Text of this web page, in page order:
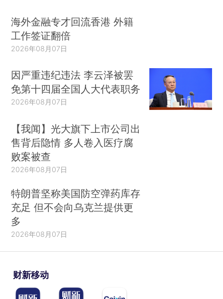
海外金融专才回流香港 外籍
工作签证翻倍
2026年08月07日
因严重违纪违法 李云泽被罢
免第十四届全国人大代表职务
2026年08月07日
【我闻】光大旗下上市公司出
售背后隐情 多人卷入医疗腐
败案被查
2026年08月07日
特朗普坚称美国防空弹药库存
充足 但不会向乌克兰提供更
多
2026年08月07日
财新移动